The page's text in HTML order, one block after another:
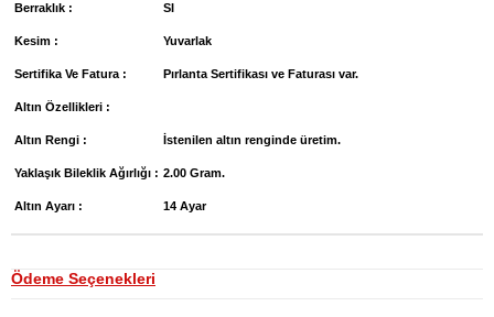
Berraklık : SI
Kesim : Yuvarlak
Sertifika Ve Fatura : Pırlanta Sertifikası ve Faturası var.
Altın Özellikleri :
Altın Rengi : İstenilen altın renginde üretim.
Yaklaşık Bileklik Ağırlığı : 2.00 Gram.
Altın Ayarı : 14 Ayar
Ödeme Seçenekleri